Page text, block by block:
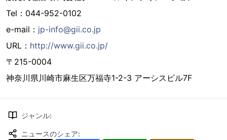
Tel：044-952-0102
e-mail： jp-info@gii.co.jp
URL： http://www.gii.co.jp/
〒215-0004
神奈川県川崎市麻生区万福寺1-2-3 アーシスビル7F
ジャンル:
ニュースのシェア: